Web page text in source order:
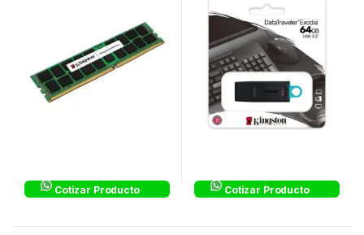
Cotizar Producto Cotizar Producto